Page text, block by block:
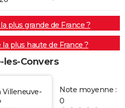
plus grande de France ?
plus haute de France ?
les-Convers
Villeneuve-
Note moyenne :
0